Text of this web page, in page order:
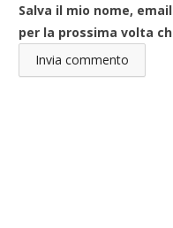
Salva il mio nome,
per la prossima volta